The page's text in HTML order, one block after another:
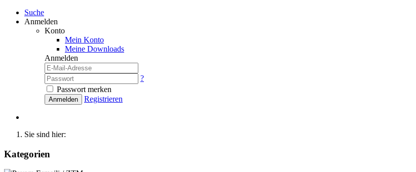
Suche
Anmelden
Konto
Mein Konto
Meine Downloads
Anmelden
?
Passwort merken
Anmelden Registrieren
Sie sind hier:
Kategorien